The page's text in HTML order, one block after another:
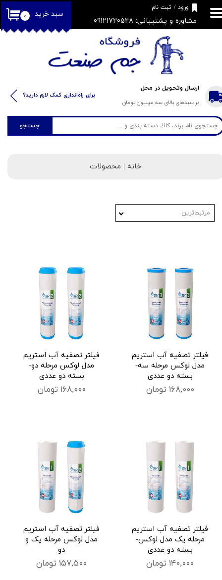
جستجو
ارسال وتحویل در محل
در سبدهای بالای سه میلیون تومان
مشاوره و پشتیبانی: 09121720528 ۰ سبد خرید
ورود / ثبت نام
حساب کاربری من
تغییر گذر واژه
خروج از حساب کاربری
​​برای راه‌اندازی کمک لازم دارید؟
خانه | محصولات
مرتبط‌ترین
فیلتر تصفیه آب استریم
مدل لوکس مرحله سه-
بسته دو عددی
۱۶۸,۰۰۰ تومان
فیلتر تصفیه آب استریم
مدل لوکس مرحله دو-
بسته دو عددی
۱۶۸,۰۰۰ تومان
فیلتر تصفیه آب استریم
مرحله یک مدل لوکس-
بسته دو عددی
۱۴۰,۰۰۰ تومان
فیلتر تصفیه آب استریم
مدل لوکس مرحله یک و
دو
۱۵۷,۵۰۰ تومان